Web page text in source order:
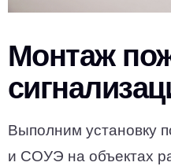
Монтаж
Выполним установку
и СОУЭ на объектах